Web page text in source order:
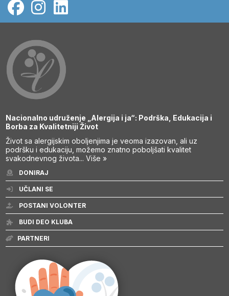
Nacionalno udruženje „Alergija i ja“: Podrška, Edukacija i
Borba za Kvalitetniji Život
Život sa alergijskim oboljenjima je veoma izazovan, ali uz
podršku i edukaciju, možemo znatno poboljšati kvalitet
svakodnevnog života...Više »
DONIRAJ
UČLANI SE
POSTANI VOLONTER
BUDI DEO KLUBA
PARTNERI